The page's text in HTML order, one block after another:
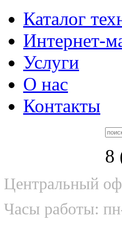
Каталог
Интернет-
Услуги
О нас
Контакты
8
Центральный
Часы работы: